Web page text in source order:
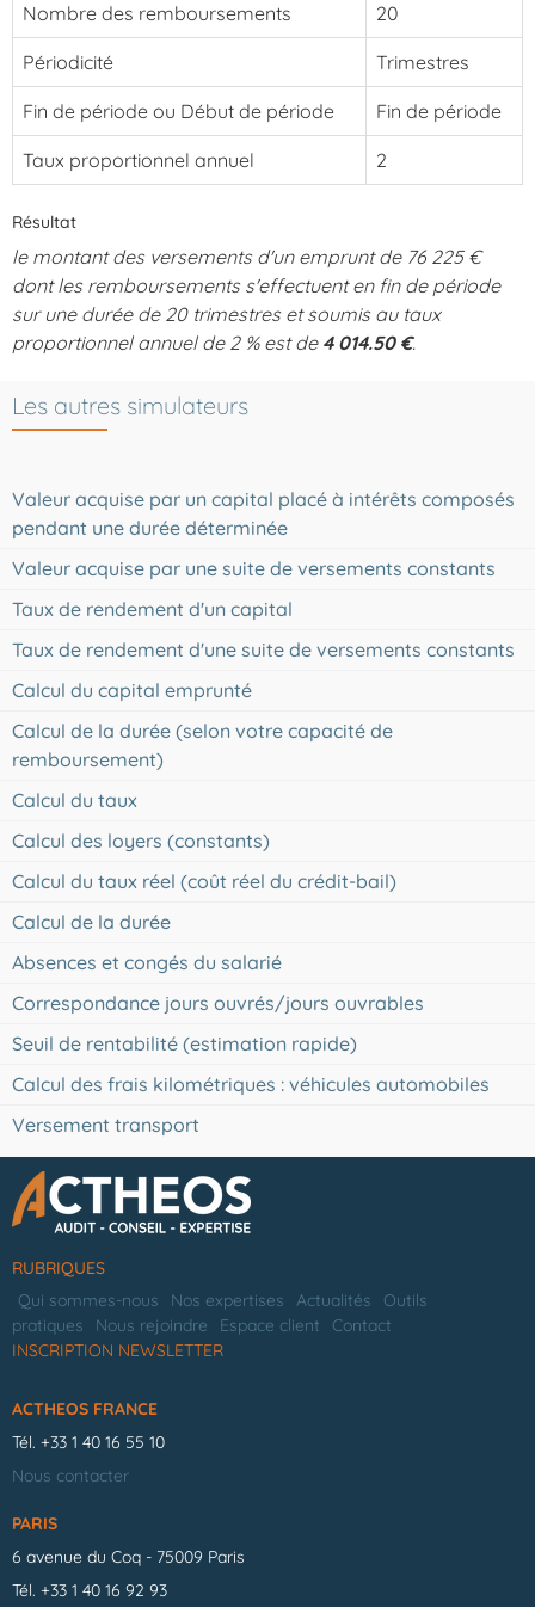
Nombre des remboursements 20
Périodicité Trimestres
Fin de période ou Début de période Fin de période
Taux proportionnel annuel 2
Résultat
le montant des versements d'un emprunt de 76 225 €
dont les remboursements s'effectuent en fin de période
sur une durée de 20 trimestres et soumis au taux
proportionnel annuel de 2 % est de 4 014.50 €.
Les autres simulateurs
Valeur acquise par un capital placé à intérêts composés
pendant une durée déterminée
Valeur acquise par une suite de versements constants
Taux de rendement d'un capital
Taux de rendement d'une suite de versements constants
Calcul du capital emprunté
Calcul de la durée (selon votre capacité de
remboursement)
Calcul du taux
Calcul des loyers (constants)
Calcul du taux réel (coût réel du crédit-bail)
Calcul de la durée
Absences et congés du salarié
Correspondance jours ouvrés/jours ouvrables
Seuil de rentabilité (estimation rapide)
Calcul des frais kilométriques : véhicules automobiles
Versement transport
RUBRIQUES
Qui sommes-nous
Nos expertises Actualités
Outils
pratiques
Nous rejoindre Espace client
Contact
INSCRIPTION NEWSLETTER
ACTHEOS FRANCE
Tél. +33 1 40 16 55 10
Nous contacter
PARIS
6 avenue du Coq - 75009 Paris
Tél. +33 1 40 16 92 93